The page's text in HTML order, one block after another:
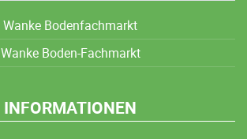
Wanke Bodenfachmarkt
Wanke Boden-Fachmarkt
INFORMATIONEN